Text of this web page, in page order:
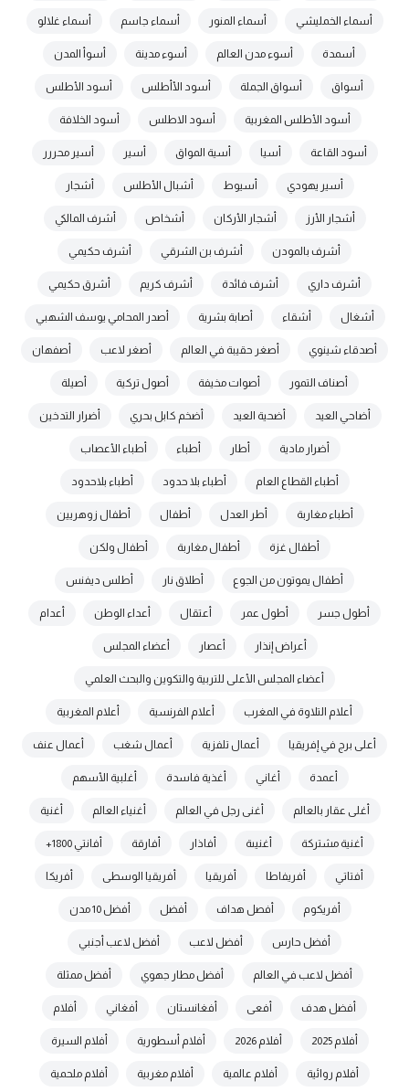
أسماء الخمليشي أسماء المنور أسماء جاسم أسماء غلالو
أسمدة أسوء مدن العالم أسوء مدينة أسوأ المدن
أسواق أسواق الجملة أسود الأأطلس أسود الأطلس
أسود الأطلس المغربية أسود الاطلس أسود الخلافة
أسود القاعة أسيا أسية المواق أسير أسير محررر
أسير يهودي أسيوط أشبال الأطلس أشجار
أشجار الأرز أشجار الأركان أشخاص أشرف المالكي
أشرف بالمودن أشرف بن الشرقي أشرف حكيمي
أشرف داري أشرف فائدة أشرف كريم أشرق حكيمي
أشغال أشقاء أصابة بشرية أصدر المحامي يوسف الشهبي
أصدقاء شينوي أصغر حقيبة في العالم أصغر لاعب أصفهان
أصناف التمور أصوات مخيفة أصول تركية أصيلة
أضاحي العيد أضحية العيد أضخم كابل بحري أضرار التدخين
أضرار مادية أطار أطباء أطباء الأعصاب
أطباء القطاع العام أطباء بلا حدود أطباء بلاحدود
أطباء مغاربة أطر العدل أطفال أطفال زوهريين
أطفال غزة أطفال مغاربة أطفال ولكن
أطفال يموتون من الجوع أطلاق نار أطلس ديفنس
أطول جسر أطول عمر أعتقال أعداء الوطن أعدام
أعراض إنذار أعصار أعضاء المجلس
أعضاء المجلس الأعلى للتربية والتكوين والبحث العلمي
أعلام التلاوة في المغرب أعلام الفرنسية أعلام المغربية
أعلى برج في إفريقيا أعمال تلفزية أعمال شغب أعمال عنف
أعمدة أغاني أغذية فاسدة أغلبية الأسهم
أغلى عقار بالعالم أغنى رجل في العالم أغنياء العالم أغنية
أغنية مشتركة أغنيىة أفاذار أفارقة أفانتي 1800+
أفتاتي أفريفاطا أفريقيا أفريقيا الوسطى أفريكا
أفريكوم أفصل هداف أفضل أفضل 10 مدن
أفضل حارس أفضل لاعب أفضل لاعب أجنبي
أفضل لاعب في العالم أفضل مطار جهوي أفضل ممثلة
أفضل هدف أفعى أفغانستان أفغاني أفلام
أفلام 2025 أفلام 2026 أفلام أسطورية أفلام السيرة
أفلام روائية أفلام عالمية أفلام مغربية أفلام ملحمية